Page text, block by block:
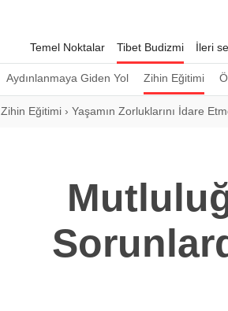
Temel Noktalar Tibet Budizmi
Aydınlanmaya Giden Yol Zihin Eğitimi
İleri
Zihin Eğitimi › Yaşamın Zorluklarını İdare